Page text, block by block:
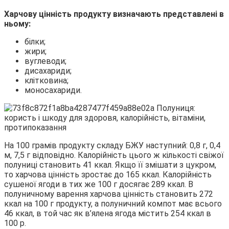
Харчову цінність продукту визначають представлені в
ньому:
білки;
жири;
вуглеводи;
дисахариди;
клітковина;
моносахариди.
На 100 грамів продукту складу БЖУ наступний: 0,8 г, 0,4
м, 7,5 г відповідно. Калорійність цього ж кількості свіжої
полуниці становить 41 ккал. Якщо її змішати з цукром,
то харчова цінність зростає до 165 ккал. Калорійність
сушеної ягоди в тих же 100 г досягає 289 ккал. В
полуничному варення харчова цінність становить 272
ккал на 100 г продукту, а полуничний компот має всього
46 ккал, в той час як в’ялена ягода містить 254 ккал в
100 р.